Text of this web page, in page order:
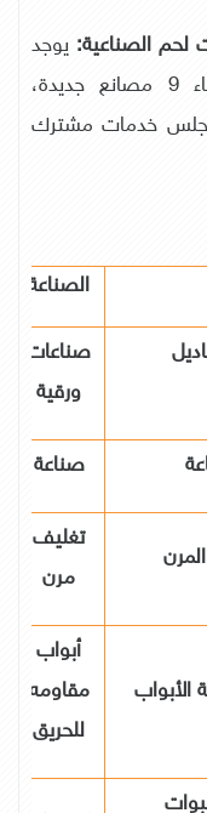
لحم الصناعية: يوجد
حاليا 14 مصنع عامل، وقيد الانشاء 9 مصانع جديدة،
مجلس خدمات مشترك
الصناعة
صناعات
ورقية
صناعة
تغليف
مرن
أبواب
مقاومه
للحريق